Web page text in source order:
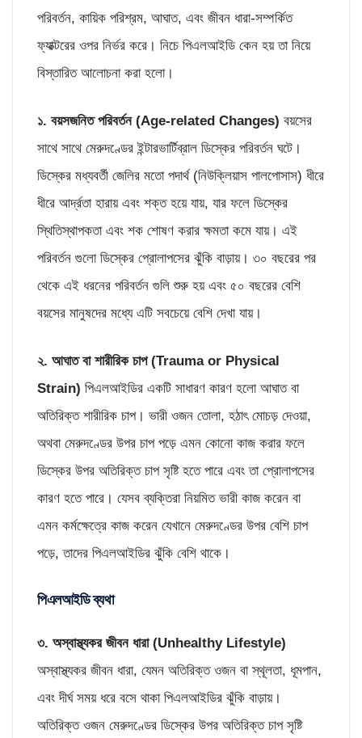
পরিবর্তন, কায়িক পরিশ্রম, আঘাত, এবং জীবন ধারা-সম্পর্কিত
ফ্যাক্টরের ওপর নির্ভর করে। নিচে পিএলআইডি কেন হয় তা নিয়ে
বিস্তারিত আলোচনা করা হলো।
১. বয়সজনিত পরিবর্তন (Age-related Changes) বয়সের
সাথে সাথে মেরুদণ্ডের ইন্টারভার্টিব্রাল ডিস্কের পরিবর্তন ঘটে।
ডিস্কের মধ্যবর্তী জেলির মতো পদার্থ (নিউক্লিয়াস পালপোসাস) ধীরে
ধীরে আর্দ্রতা হারায় এবং শক্ত হয়ে যায়, যার ফলে ডিস্কের
স্থিতিস্থাপকতা এবং শক শোষণ করার ক্ষমতা কমে যায়। এই
পরিবর্তন গুলো ডিস্কের প্রোলাপসের ঝুঁকি বাড়ায়। ৩০ বছরের পর
থেকে এই ধরনের পরিবর্তন গুলি শুরু হয় এবং ৫০ বছরের বেশি
বয়সের মানুষদের মধ্যে এটি সবচেয়ে বেশি দেখা যায়।
২. আঘাত বা শারীরিক চাপ (Trauma or Physical
Strain) পিএলআইডির একটি সাধারণ কারণ হলো আঘাত বা
অতিরিক্ত শারীরিক চাপ। ভারী ওজন তোলা, হঠাৎ মোচড় দেওয়া,
অথবা মেরুদণ্ডের উপর চাপ পড়ে এমন কোনো কাজ করার ফলে
ডিস্কের উপর অতিরিক্ত চাপ সৃষ্টি হতে পারে এবং তা প্রোলাপসের
কারণ হতে পারে। যেসব ব্যক্তিরা নিয়মিত ভারী কাজ করেন বা
এমন কর্মক্ষেত্রে কাজ করেন যেখানে মেরুদণ্ডের উপর বেশি চাপ
পড়ে, তাদের পিএলআইডির ঝুঁকি বেশি থাকে।
পিএলআইডি ব্যথা
৩. অস্বাস্থ্যকর জীবন ধারা (Unhealthy Lifestyle)
অস্বাস্থ্যকর জীবন ধারা, যেমন অতিরিক্ত ওজন বা স্থূলতা, ধূমপান,
এবং দীর্ঘ সময় ধরে বসে থাকা পিএলআইডির ঝুঁকি বাড়ায়।
অতিরিক্ত ওজন মেরুদণ্ডের ডিস্কের উপর অতিরিক্ত চাপ সৃষ্টি